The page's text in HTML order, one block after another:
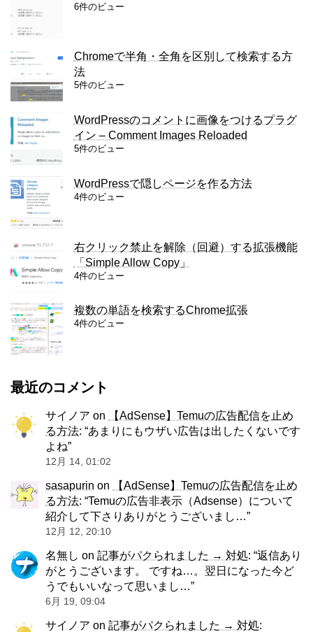
6件のビュー
Chromeで半角・全角を区別して検索する方
法
5件のビュー
WordPressのコメントに画像をつけるプラグ
イン – Comment Images Reloaded
5件のビュー
WordPressで隠しページを作る方法
4件のビュー
右クリック禁止を解除（回避）する拡張機能
「Simple Allow Copy」
4件のビュー
複数の単語を検索するChrome拡張
4件のビュー
最近のコメント
サイノア on
【AdSense】Temuの広告配信を止め
る方法: “あまりにもウザい広告は出したくないです
よね”
12月 14, 01:02
sasapurin on
【AdSense】Temuの広告配信を止め
る方法: “Temuの広告非表示（Adsense）について
紹介して下さりありがとうございまし…”
12月 12, 20:10
名無し on 記事がパクられました → 対処: “返信あり
がとうございます。 ですね…。翌日になった今ど
うでもいいなって思いまし…”
6月 19, 09:04
サイノア on 記事がパクられました → 対処: